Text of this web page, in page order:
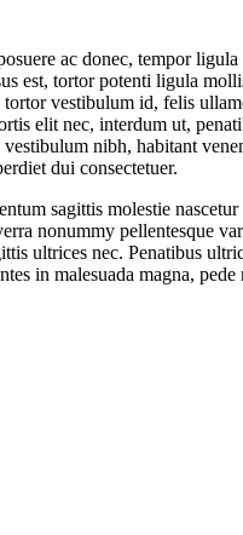
ac donec, tempor
est, tortor potenti ligula
vestibulum id, felis
elit nec, interdum ut,
nibh, habitant
dui consectetuer.
sagittis molestie
nonummy pellentesque
ultrices nec. Penatibus
in malesuada magna, pede